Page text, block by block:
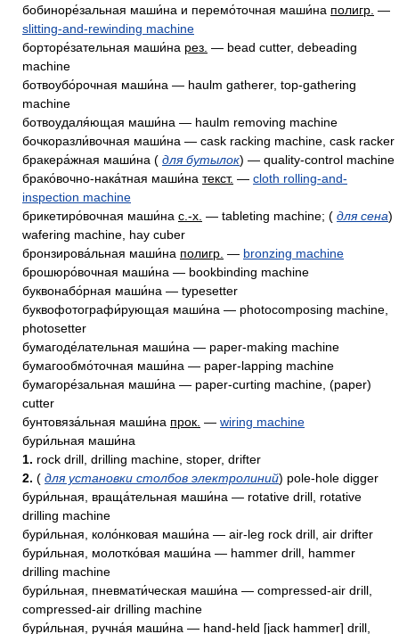
бобиноре́зальная маши́на и перемо́точная маши́на полигр. —
slitting-and-rewinding machine
борторе́зательная маши́на рез. — bead cutter, debeading
machine
ботвоубо́рочная маши́на — haulm gatherer, top-gathering
machine
ботвоудаля́ющая маши́на — haulm removing machine
бочкоразли́вочная маши́на — cask racking machine, cask racker
бракера́жная маши́на ( для бутылок) — quality-control machine
брако́вочно-нака́тная маши́на текст. — cloth rolling-and-
inspection machine
брикетиро́вочная маши́на с.-х. — tableting machine; ( для сена)
wafering machine, hay cuber
бронзирова́льная маши́на полигр. — bronzing machine
брошюро́вочная маши́на — bookbinding machine
буквонабо́рная маши́на — typesetter
буквофотографи́рующая маши́на — photocomposing machine,
photosetter
бумагоде́лательная маши́на — paper-making machine
бумагообмо́точная маши́на — paper-lapping machine
бумагоре́зальная маши́на — paper-curting machine, (paper)
cutter
бунтовяза́льная маши́на прок. — wiring machine
бури́льная маши́на
1. rock drill, drilling machine, stoper, drifter
2. ( для установки столбов электролиний) pole-hole digger
бури́льная, враща́тельная маши́на — rotative drill, rotative
drilling machine
бури́льная, коло́нковая маши́на — air-leg rock drill, air drifter
бури́льная, молотко́вая маши́на — hammer drill, hammer
drilling machine
бури́льная, пневмати́ческая маши́на — compressed-air drill,
compressed-air drilling machine
бури́льная, ручна́я маши́на — hand-held [jack hammer] drill,